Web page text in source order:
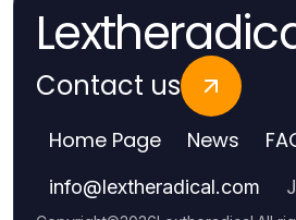
Contact us
Home Page News
info@lextheradical.com